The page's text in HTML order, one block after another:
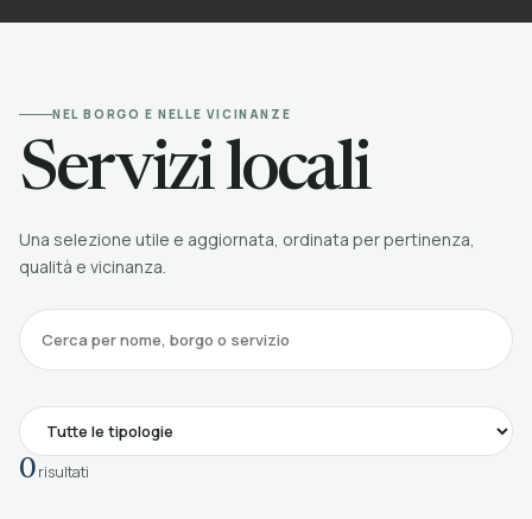
NEL BORGO E NELLE VICINANZE
Servizi locali
Una selezione utile e aggiornata, ordinata per pertinenza,
qualità e vicinanza.
0risultati